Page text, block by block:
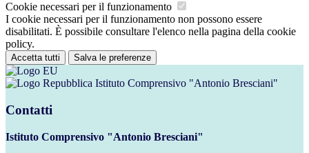
Cookie necessari per il funzionamento
I cookie necessari per il funzionamento non possono essere
disabilitati. È possibile consultare l'elenco nella pagina della cookie
policy.
Accetta tutti Salva le preferenze
Istituto Comprensivo "Antonio Bresciani"
Contatti
Istituto Comprensivo "Antonio Bresciani"